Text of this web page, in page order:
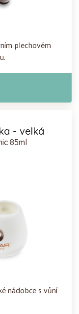
plechovém
- velká
85ml
nádobce s vůní